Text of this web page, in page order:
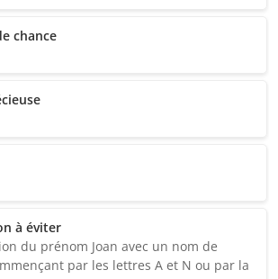
chance
à éviter
du prénom Joan avec un nom de
par les lettres A et N ou par la